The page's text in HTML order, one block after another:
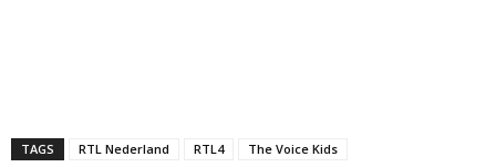
TAGS RTL Nederland RTL4 The Voice Kids